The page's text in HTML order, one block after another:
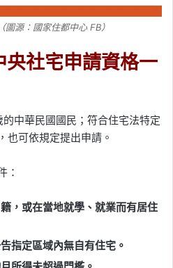
源：國家住都中心 FB）
社宅申請資格一
中華民國國民；符合住宅法特定
也可依規定提出申請。
：
，或在當地就學、就業而有居住
指定區域內無自有住宅。